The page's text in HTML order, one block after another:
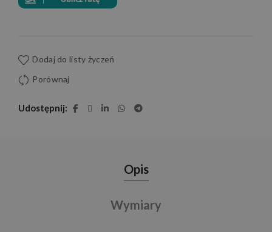
Dodaj do listy życzeń
Porównaj
Udostępnij
Opis
Wymiary